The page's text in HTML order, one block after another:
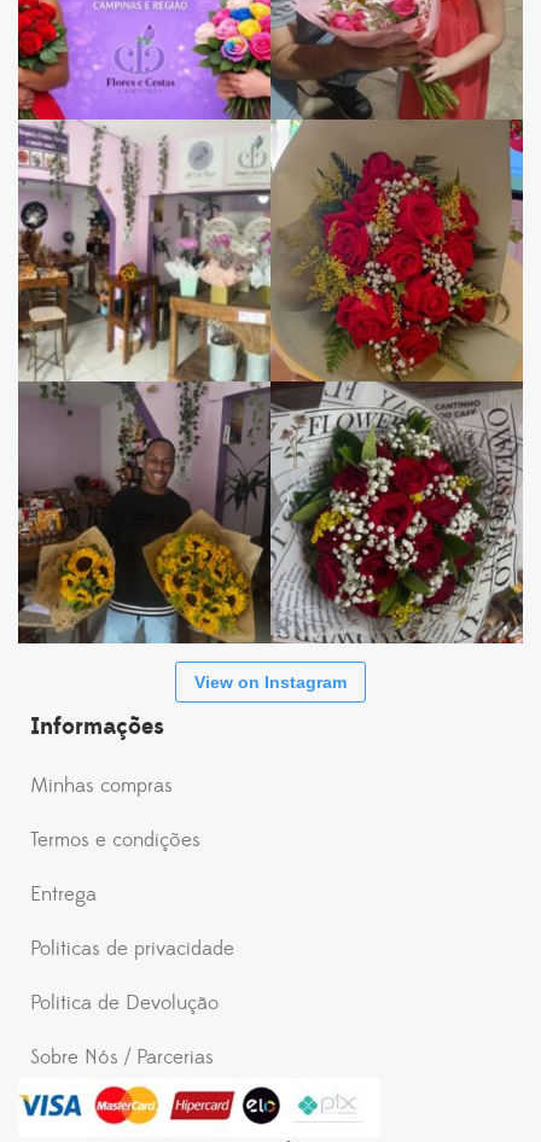
View on Instagram
Informações
Minhas compras
Termos e condições
Entrega
Politicas de privacidade
Politica de Devolução
Sobre Nós / Parcerias